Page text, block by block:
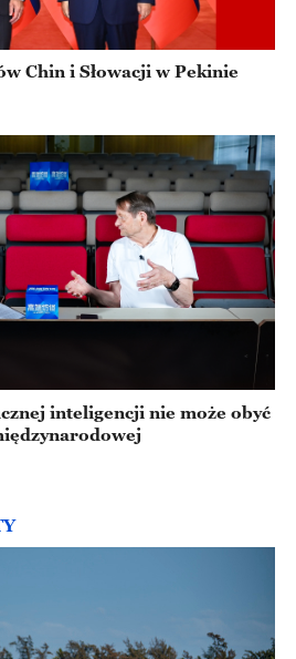
Chin i Słowacji w Pekinie
inteligencji nie może obyć